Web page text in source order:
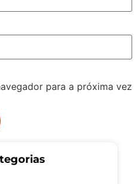
para a próxima vez